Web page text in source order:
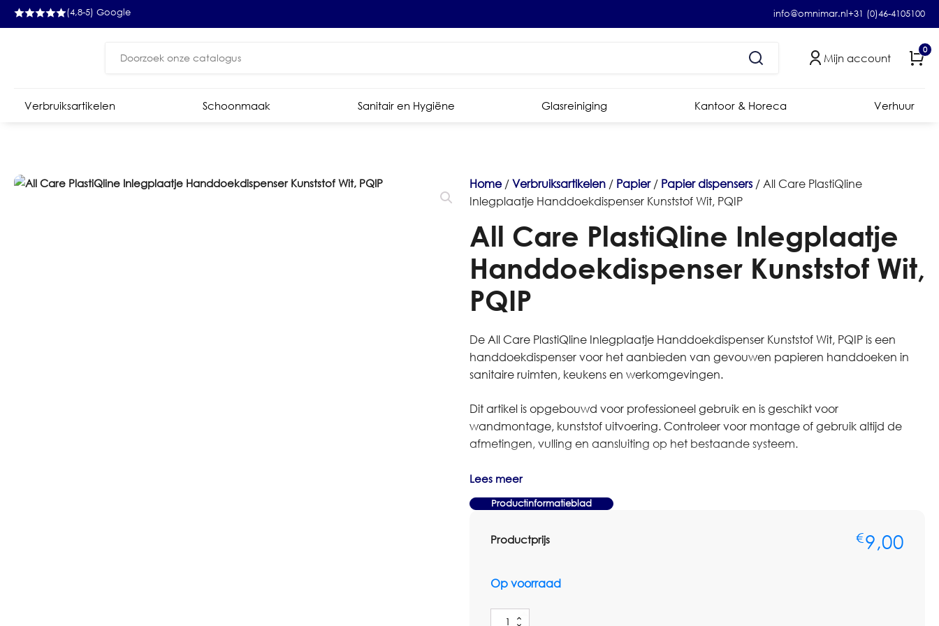
(4,8-5) Google info@omnimar.nl+31 (0)46-4105100
Zoeken
Mijn account
0
Verbruiksartikelen Schoonmaak Sanitair en Hygiëne Glasreiniging Kantoor & Horeca Verhuur
Home/Verbruiksartikelen / Papier/ Papier dispensers / All Care PlastiQline
Inlegplaatje Handdoekdispenser Kunststof Wit, PQIP
All Care PlastiQline Inlegplaatje
Handdoekdispenser Kunststof Wit,
PQIP
De All Care PlastiQline Inlegplaatje Handdoekdispenser Kunststof Wit, PQIP is een
handdoekdispenser voor het aanbieden van gevouwen papieren handdoeken in
sanitaire ruimten, keukens en werkomgevingen.
Dit artikel is opgebouwd voor professioneel gebruik en is geschikt voor
wandmontage, kunststof uitvoering. Controleer voor montage of gebruik altijd de
afmetingen, vulling en aansluiting op het bestaande systeem.
Bestelt u dit artikel in grotere aantallen of op basis van terugkerende afname? Neem
dan contact op met Omnimar voor persoonlijk advies of een maatwerkofferte. We
denken graag mee over het juiste artikel, het passende systeem, verbruik,
Merk: All Care
Lijn: PlastiQline
Lees meer
Productinformatieblad
Productprijs €9,00
Op voorraad